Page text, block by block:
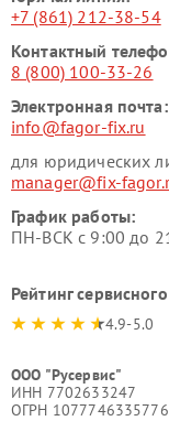
+7 (861) 212-38-54
Контактный
8 (800) 100-33-26
Электронная почта:
info@fagor-fix.ru
для юридических
manager@fix-
График работы:
ПН-ВСК с 9:00 до
Рейтинг
4.9-5.0
ООО "Русервис"
ИНН 7702633247
ОГРН 1077746335776